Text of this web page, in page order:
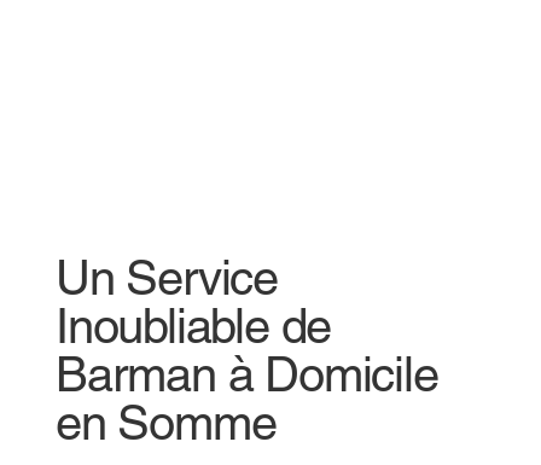
Un Service
Inoubliable de
Barman à Domicile
en Somme